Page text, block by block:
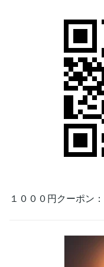
１０００円クーポン：